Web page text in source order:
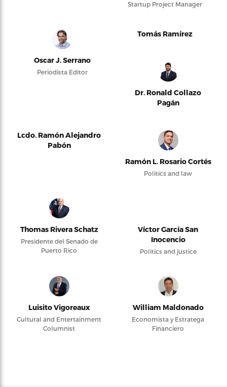
Startup Project Manager
Oscar J. Serrano
Periodista Editor
Tomás Ramírez
Dr. Ronald Collazo
Pagán
Lcdo. Ramón Alejandro
Pabón
Ramón L. Rosario Cortés
Politics and law
Thomas Rivera Schatz
Presidente del Senado de
Puerto Rico
Víctor García San
Inocencio
Politics and justice
Luisito Vigoreaux
Cultural and Entertainment
Columnist
William Maldonado
Economista y Estratega
Financiero